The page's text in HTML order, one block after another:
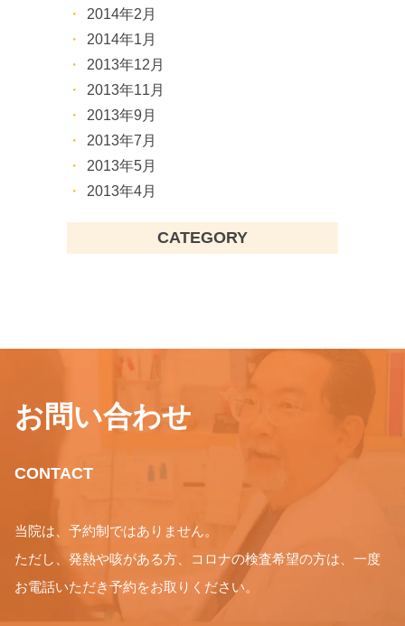
2014年2月
2014年1月
2013年12月
2013年11月
2013年9月
2013年7月
2013年5月
2013年4月
CATEGORY
お問い合わせ
CONTACT
当院は、予約制ではありません。
ただし、発熱や咳がある方、コロナの検査希望の方は、一度
お電話いただき予約をお取りください。